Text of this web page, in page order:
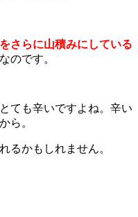
さらに山積みにしている
なのです。
ても辛いですよね。辛い
から。
るかもしれません。